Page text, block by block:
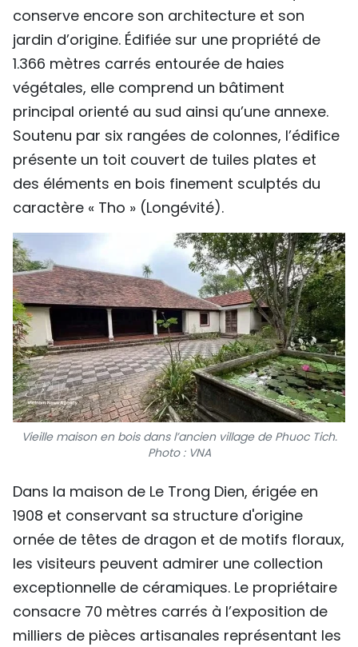
conserve encore son architecture et son
jardin d’origine. Édifiée sur une propriété de
1.366 mètres carrés entourée de haies
végétales, elle comprend un bâtiment
principal orienté au sud ainsi qu’une annexe.
Soutenu par six rangées de colonnes, l’édifice
présente un toit couvert de tuiles plates et
des éléments en bois finement sculptés du
caractère « Tho » (Longévité).
Vieille maison en bois dans l’ancien village de Phuoc Tich.
Photo : VNA
Dans la maison de Le Trong Dien, érigée en
1908 et conservant sa structure d'origine
ornée de têtes de dragon et de motifs floraux,
les visiteurs peuvent admirer une collection
exceptionnelle de céramiques. Le propriétaire
consacre 70 mètres carrés à l’exposition de
milliers de pièces artisanales représentant les